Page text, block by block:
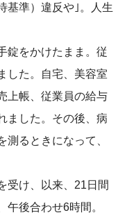
基準）違反や｣。人生
錠をかけたまま。従
した。自宅、美容室
上帳、従業員の給与
ました。その後、病
測るときになって、
受け、以来、21日間
後合わせ6時間。